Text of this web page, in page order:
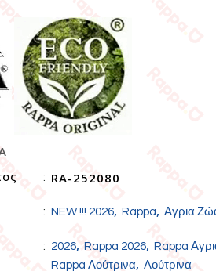
: RA-252080
: NEW !!! 2026, Rappa, Αγρια
: 2026, Rappa 2026, Rappa
Rappa Λούτρινα, Λούτρινα